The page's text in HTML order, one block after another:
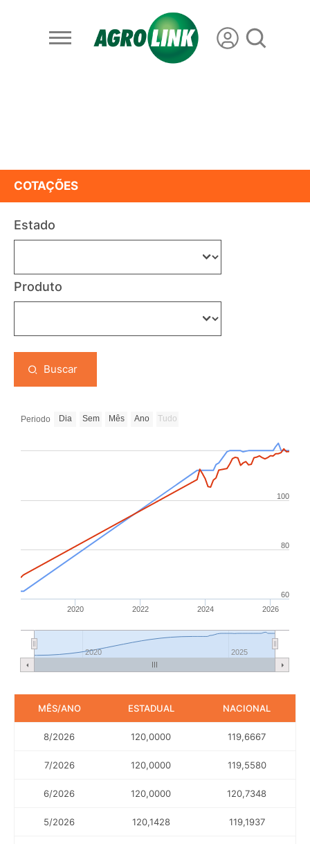
COTAÇÕES
Estado
Produto
Buscar
Periodo Dia Sem Mês Ano Tudo
2020 2022 2024 2026
2020 2025
60
80
100
MÊS/ANO ESTADUAL NACIONAL
8/2026 120,0000 119,6667
7/2026 120,0000 119,5580
6/2026 120,0000 120,7348
5/2026 120,1428 119,1937